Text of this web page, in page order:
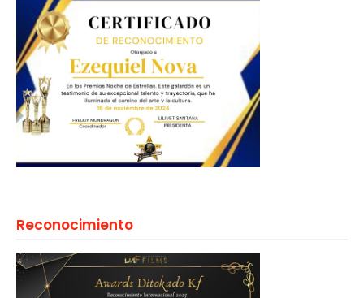
Reconocimiento